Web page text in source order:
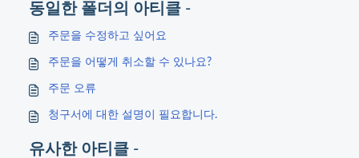
동일한 폴더의 아티클 -
주문을 수정하고 싶어요
주문을 어떻게 취소할 수 있나요?
주문 오류
청구서에 대한 설명이 필요합니다.
유사한 아티클 -